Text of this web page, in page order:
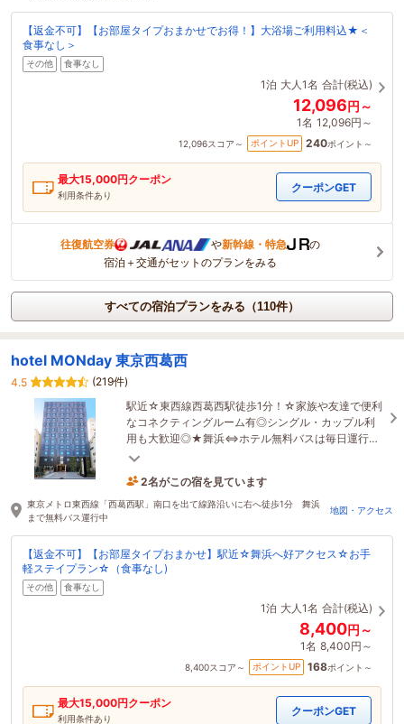
【返金不可】【お部屋タイプおまかせでお得！】大浴場ご利用料込★＜
食事なし＞
その他 食事なし
1泊 大人1名 合計(税込)
12,096円～
1名 12,096円～
12,096スコア～ ポイントUP 240ポイント～
最大15,000円クーポン
利用条件あり
クーポンGET
往復航空券 や新幹線・特急
の
宿泊＋交通がセットのプランをみる
すべての宿泊プランをみる（110件）
hotel MONday 東京西葛西
4.5
(219件)
駅近☆東西線西葛西駅徒歩1分！☆家族や友達で便利
なコネクティングルーム有◎シングル・カップル利
用も大歓迎◎★舞浜⇔ホテル無料バスは毎日運行中
★朝食ビュッフェも大人気♪
10時間前に予約されました
東京メトロ東西線「西葛西駅」南口を出て線路沿いに右へ徒歩1分 舞浜
まで無料バス運行中
地図・アクセス
【返金不可】【お部屋タイプおまかせ】駅近☆舞浜へ好アクセス☆お手
軽ステイプラン☆（食事なし)
その他 食事なし
1泊 大人1名 合計(税込)
8,400円～
1名 8,400円～
8,400スコア～ ポイントUP 168ポイント～
最大15,000円クーポン
利用条件あり
クーポンGET